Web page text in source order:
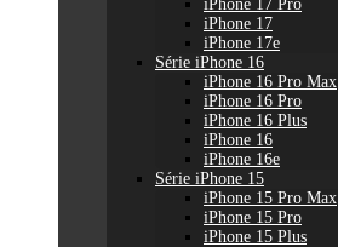
iPhone 17 Pro
iPhone 17
iPhone 17e
Série iPhone 16
iPhone 16 Pro Max
iPhone 16 Pro
iPhone 16 Plus
iPhone 16
iPhone 16e
Série iPhone 15
iPhone 15 Pro Max
iPhone 15 Pro
iPhone 15 Plus